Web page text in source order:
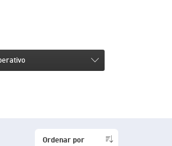
Ordenar por